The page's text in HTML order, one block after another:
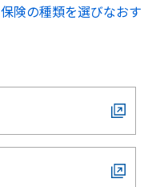
保険の種類を選びなおす